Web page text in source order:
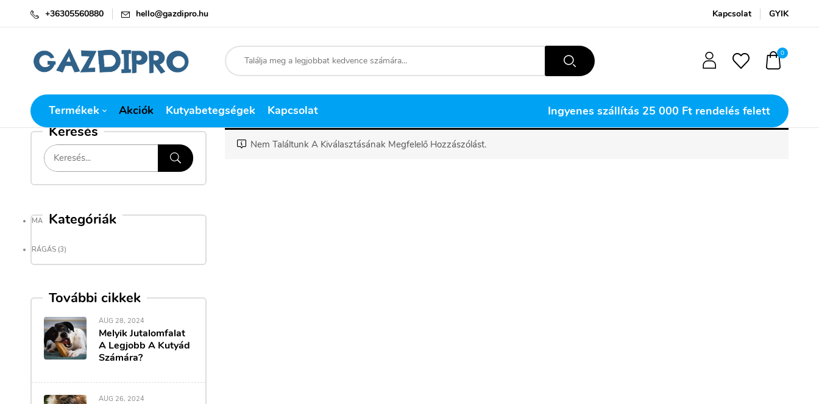
+36305560880 hello@gazdipro.hu Kapcsolat GYIK
0
Termékek Akciók Kutyabetegségek Kapcsolat Ingyenes szállítás 25 000 Ft rendelés felett
Keresés
Kategóriák
MAGAZIN(9)
RÁGÁS (3)
További cikkek
AUG 28, 2024
Melyik Jutalomfalat
A Legjobb A Kutyád
Számára?
AUG 26, 2024
Nem Találtunk A Kiválasztásának Megfelelő Hozzászólást.